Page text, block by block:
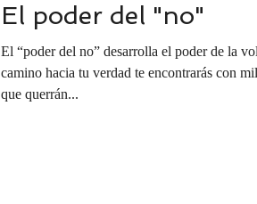
El poder del "no"
El “poder del no” desarrolla el poder de la
camino hacia tu verdad te encontrarás con
que querrán...